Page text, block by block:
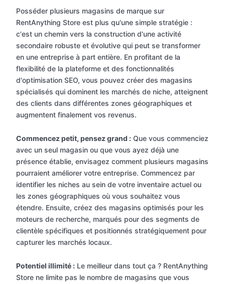
Posséder plusieurs magasins de marque sur
RentAnything Store est plus qu'une simple stratégie :
c'est un chemin vers la construction d'une activité
secondaire robuste et évolutive qui peut se transformer
en une entreprise à part entière. En profitant de la
flexibilité de la plateforme et des fonctionnalités
d'optimisation SEO, vous pouvez créer des magasins
spécialisés qui dominent les marchés de niche, atteignent
des clients dans différentes zones géographiques et
augmentent finalement vos revenus.
Commencez petit, pensez grand : Que vous commenciez
avec un seul magasin ou que vous ayez déjà une
présence établie, envisagez comment plusieurs magasins
pourraient améliorer votre entreprise. Commencez par
identifier les niches au sein de votre inventaire actuel ou
les zones géographiques où vous souhaitez vous
étendre. Ensuite, créez des magasins optimisés pour les
moteurs de recherche, marqués pour des segments de
clientèle spécifiques et positionnés stratégiquement pour
capturer les marchés locaux.
Potentiel illimité : Le meilleur dans tout ça ? RentAnything
Store ne limite pas le nombre de magasins que vous